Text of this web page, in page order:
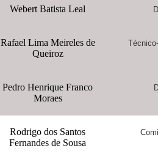
Webert Batista Leal
Rafael Lima Meireles de
Queiroz
Pedro Henrique Franco
Moraes
Rodrigo dos Santos
Fernandes de Sousa